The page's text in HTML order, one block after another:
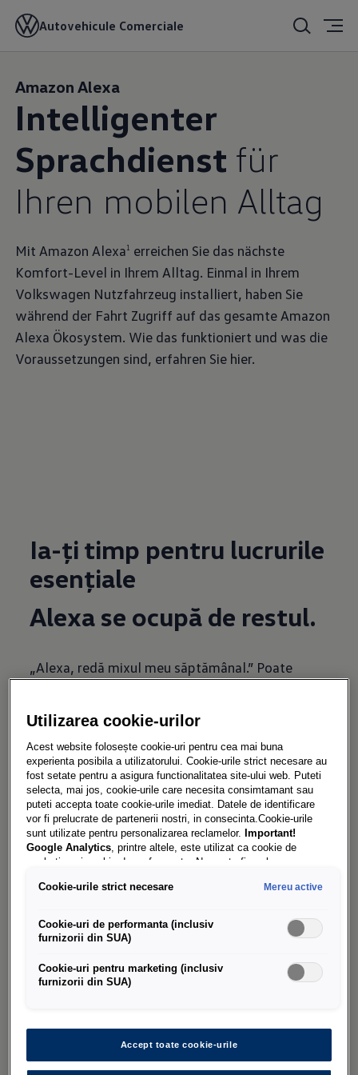
Autovehicule Comerciale
Amazon Alexa
Intelligenter
Sprachdienst für
Ihren mobilen Alltag
Mit Amazon Alexa1
erreichen Sie das nächste
Komfort-Level in Ihrem Alltag. Einmal in Ihrem
Volkswagen Nutzfahrzeug installiert, haben Sie
während der Fahrt Zugriff auf das gesamte Amazon
Alexa Ökosystem. Wie das funktioniert und was die
Voraussetzungen sind, erfahren Sie hier.
Ia-ți timp pentru lucrurile
esențiale
Alexa se ocupă de restul.
„Alexa, redă mixul meu săptămânal.” Poate
ta inteligentă - cu Amazon Alexa, și vehiculul tău
devine și el inteligent. Fie că este vorba de
întrebări despre știrile actuale, pregătirea listei
de cumpărături sau controlul dispozitivelor
Smart-Home în timp ce ești încă pe drum spre
casă: cu integrarea Amazon Alexa, conduci pur și
simplu mai confortabil.
Utilizarea cookie-urilor
Acest website folosește cookie-uri pentru cea mai buna
experienta posibila a utilizatorului. Cookie-urile strict necesare au
fost setate pentru a asigura functionalitatea site-ului web. Puteti
selecta, mai jos, cookie-urile care necesita consimtamant sau
puteti accepta toate cookie-urile imediat. Datele de identificare
vor fi prelucrate de partenerii nostri, in consecinta.Cookie-urile
sunt utilizate pentru personalizarea reclamelor.
Important!
Google Analytics, printre altele, este utilizat ca cookie de
marketing și cookie de performanta. Nu poate fi exclus ca
Aceasta tara are un nivel mai scazut de protectie a datelor decat
de securitate din SUA sa obtina acces la date datorita legislatiei
actuale. Ca urmare, interferenta cu drepturile și libertatile
setarea cookie-urilor in scopuri de marketing sau a cookie-
urilor de performanta, sunteti de acord, in mod expres, cu
pentru cookie-uri. Puteti gasi mai multe informatii despre cookie-
uri in politica de cookie-uri sau in setarile cookie-urilor. Veti gasi
Cookie-urile strict necesare Mereu active
Cookie-uri de performanta (inclusiv
furnizorii din SUA)
Cookie-uri pentru marketing (inclusiv
furnizorii din SUA)
Accept toate cookie-urile